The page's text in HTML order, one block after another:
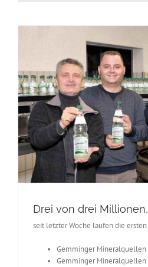
Drei von drei Millionen,
seit letzter Woche laufen die
Gemminger Mineralquellen
Gemminger Mineralquellen